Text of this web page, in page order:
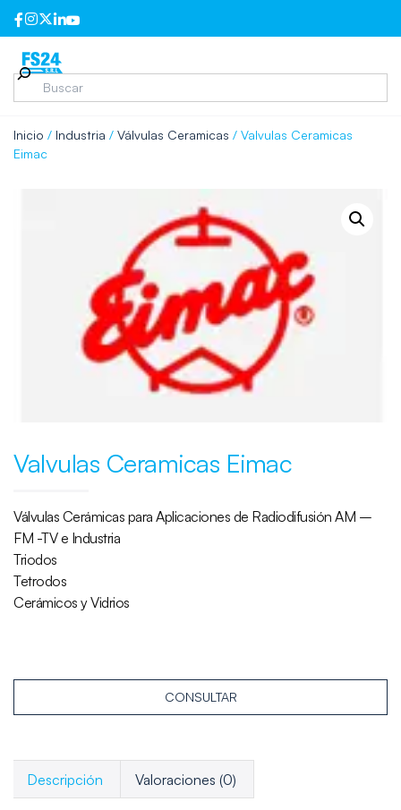
Inicio / Industria / Válvulas Ceramicas / Valvulas Ceramicas
Eimac
Valvulas Ceramicas Eimac
Válvulas Cerámicas para Aplicaciones de Radiodifusión AM –
FM -TV e Industria
Triodos
Tetrodos
Cerámicos y Vidrios
CONSULTAR
Descripción Valoraciones (0)